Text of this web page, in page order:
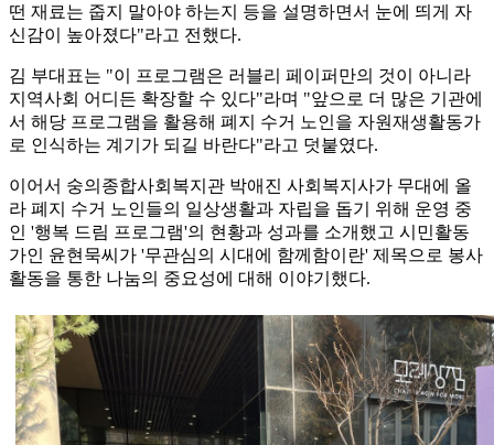
떤 재료는 줍지 말아야 하는지 등을 설명하면서 눈에 띄게 자
신감이 높아졌다"라고 전했다.
김 부대표는 "이 프로그램은 러블리 페이퍼만의 것이 아니라
지역사회 어디든 확장할 수 있다"라며 "앞으로 더 많은 기관에
서 해당 프로그램을 활용해 폐지 수거 노인을 자원재생활동가
로 인식하는 계기가 되길 바란다"라고 덧붙였다.
이어서 숭의종합사회복지관 박애진 사회복지사가 무대에 올
라 폐지 수거 노인들의 일상생활과 자립을 돕기 위해 운영 중
인 '행복 드림 프로그램'의 현황과 성과를 소개했고 시민활동
가인 윤현묵씨가 '무관심의 시대에 함께함이란' 제목으로 봉사
활동을 통한 나눔의 중요성에 대해 이야기했다.